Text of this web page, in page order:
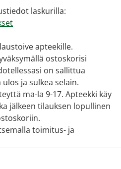
laskurilla:
apteekille.
ostoskorisi
on sallittua
ja sulkea selain.
ma-la 9-17. Apteekki käy
jälkeen tilauksen lopullinen
toimitus- ja